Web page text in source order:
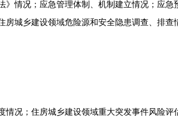
情况；应急管理体制、机制建立情况；应急
城乡建设领域危险源和安全隐患调查、排查
；住房城乡建设领域重大突发事件风险评